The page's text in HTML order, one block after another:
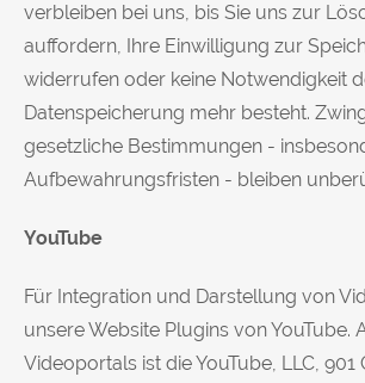
verbleiben bei uns, bis Sie uns zur
auffordern, Ihre Einwilligung zur
widerrufen oder keine Notwendigkeit
Datenspeicherung mehr besteht.
gesetzliche Bestimmungen -
Aufbewahrungsfristen - bleiben
YouTube
Für Integration und Darstellung von
unsere Website Plugins von YouTube.
Videoportals ist die YouTube, LLC, 901